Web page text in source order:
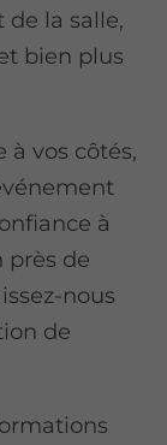
de la salle,
bien plus
vos côtés,
à
près de
nous
de